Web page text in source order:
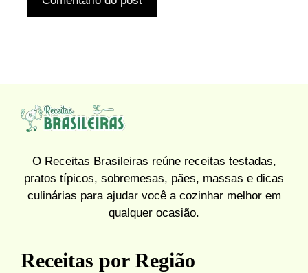
O Receitas Brasileiras reúne receitas testadas,
pratos típicos, sobremesas, pães, massas e dicas
culinárias para ajudar você a cozinhar melhor em
qualquer ocasião.
Receitas por Região